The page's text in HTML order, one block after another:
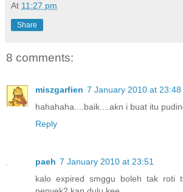
At 11:27 pm
Share
8 comments:
miszgarfien 7 January 2010 at 23:48
hahahaha....baik....akn i buat itu
Reply
paeh 7 January 2010 at 23:51
kalo expired smggu boleh tak roti